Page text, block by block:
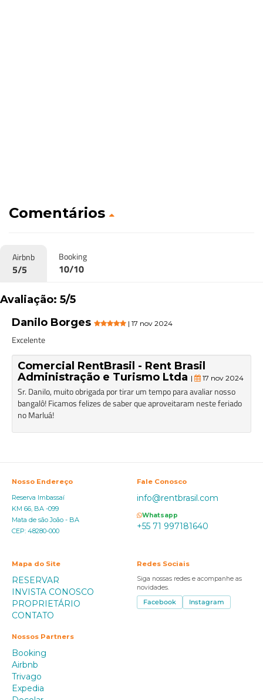
Comentários
Airbnb
5/5
Booking
10/10
Avaliação: 5/5
Danilo Borges
| 17 nov 2024
Excelente
Comercial RentBrasil - Rent Brasil
Administração e Turismo Ltda | 17 nov 2024
Sr. Danilo, muito obrigada por tirar um tempo para avaliar nosso
bangalô! Ficamos felizes de saber que aproveitaram neste feriado
no Marluá!
Nosso Endereço
Reserva Imbassaí
KM 66, BA -099
Mata de são João - BA
CEP: 48280-000
Fale Conosco
info@rentbrasil.com
Whatsapp
+55 71 997181640
Mapa do Site
RESERVAR
INVISTA CONOSCO
PROPRIETÁRIO
CONTATO
Redes Sociais
Siga nossas redes e acompanhe as
novidades.
Facebook
Instagram
Nossos Partners
Booking
Airbnb
Trivago
Expedia